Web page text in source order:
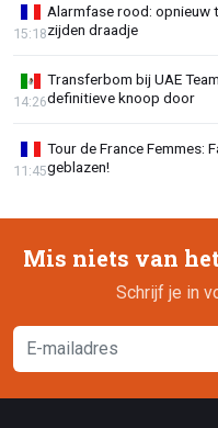
Alarmfase rood: opnieuw
zijden draadje
15:18
Transferbom bij UAE
definitieve knoop door
14:26
Tour de France Femmes:
geblazen!
11:45
Mis niets van
Schrijf je in